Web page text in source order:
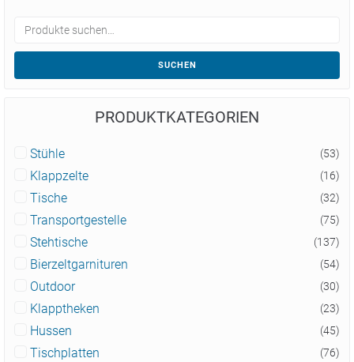
SUCHEN
PRODUKTKATEGORIEN
Stühle (53)
Klappzelte (16)
Tische (32)
Transportgestelle (75)
Stehtische (137)
Bierzeltgarnituren (54)
Outdoor (30)
Klapptheken (23)
Hussen (45)
Tischplatten (76)